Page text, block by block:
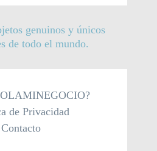
de Privacidad
Contacto